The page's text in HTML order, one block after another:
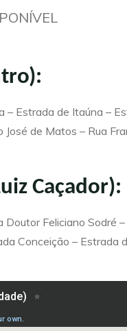
Estrada de Itaúna –
de Matos – Rua
Caçador):
Feliciano Sodré
Conceição –